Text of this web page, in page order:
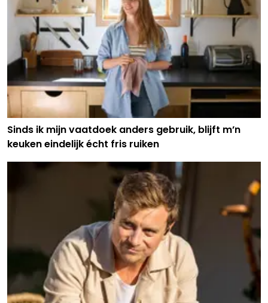
Sinds ik mijn vaatdoek anders gebruik, blijft m’n
keuken eindelijk écht fris ruiken